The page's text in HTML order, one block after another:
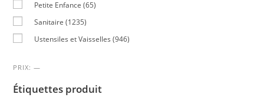
Petite Enfance (65)
Sanitaire (1235)
Ustensiles et Vaisselles (946)
PRIX:—
Étiquettes produit